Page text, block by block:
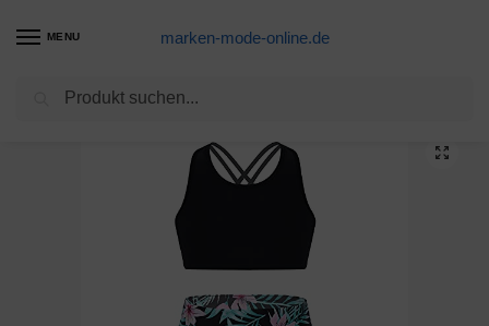
MENU marken-mode-online.de
Tankini Produkte / Alvivi Mädchen Badeanzug Bademode Einteiler Bikini Tankini mit Blumen Druck Kinder Sommer Schwimmanzug Badebekleidung Gr.98-176 A Schwarz 158-164